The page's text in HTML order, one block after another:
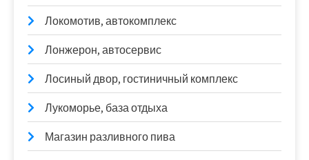
Локомотив, автокомплекс
Лонжерон, автосервис
Лосиный двор, гостиничный комплекс
Лукоморье, база отдыха
Магазин разливного пива